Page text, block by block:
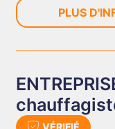
PLUS
VÉRIFIÉ